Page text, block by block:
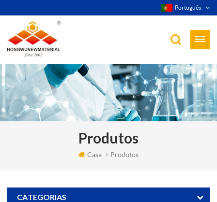
Português
Produtos
Casa Produtos
CATEGORIAS